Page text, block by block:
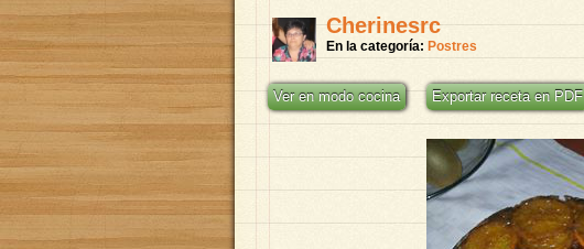
Cherinesrc
En la categoría: Postres
Ver en modo cocina Exportar receta en PDF